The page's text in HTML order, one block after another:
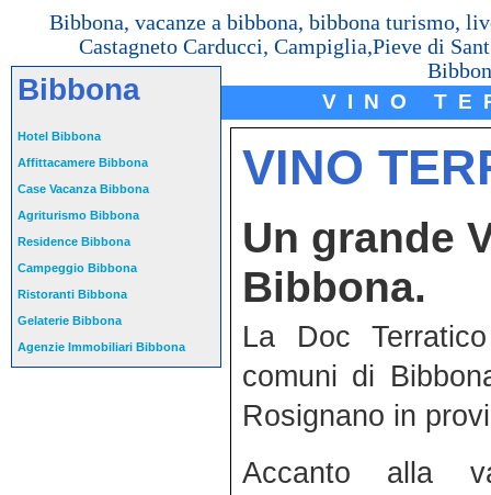
Bibbona, vacanze a bibbona, bibbona turismo,
Castagneto Carducci, Campiglia,Pieve di
VINO
VINO
Un grande
Bibbona.
La Doc
comuni di
Rosignano in
Accanto alla
Bibbona
Hotel Bibbona
Affittacamere Bibbona
Case Vacanza Bibbona
Agriturismo Bibbona
Residence Bibbona
Campeggio Bibbona
Ristoranti Bibbona
Gelaterie Bibbona
Agenzie Immobiliari Bibbona